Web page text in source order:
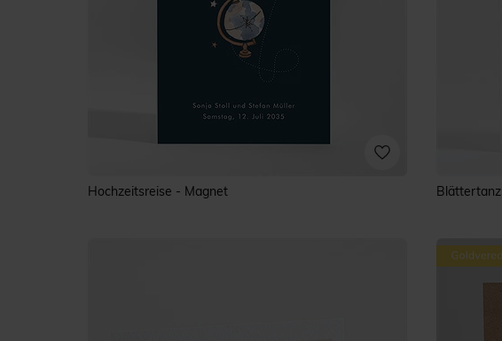
Hochzeitsreise - Magnet Blättertanz